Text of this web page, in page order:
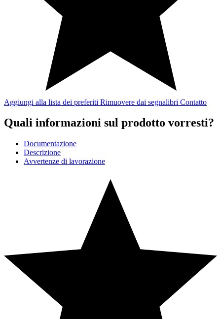
Aggiungi alla lista dei preferiti Rimuovere dai segnalibri Contatto
Quali informazioni sul prodotto vorresti?
Documentazione
Descrizione
Avvertenze di lavorazione